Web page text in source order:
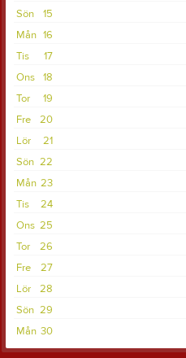
15
Sön
16
Mån
17
Tis
18
Ons
19
Tor
20
Fre
21
Lör
22
Sön
23
Mån
24
Tis
25
Ons
26
Tor
27
Fre
28
Lör
29
Sön
30
Mån